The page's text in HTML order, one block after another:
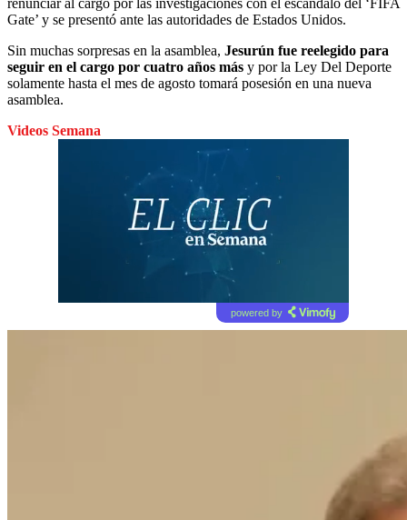
renunciar al cargo por las investigaciones con el escándalo del ‘FIFA
Gate’ y se presentó ante las autoridades de Estados Unidos.
Sin muchas sorpresas en la asamblea, Jesurún fue reelegido para
seguir en el cargo por cuatro años más y por la Ley Del Deporte
solamente hasta el mes de agosto tomará posesión en una nueva
asamblea.
Videos Semana
powered by